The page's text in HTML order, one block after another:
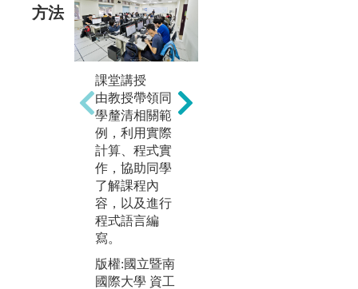
方法
課堂講授
由教授帶領同
學釐清相關範
例，利用實際
計算、程式實
作，協助同學
了解課程內
容，以及進行
程式語言編
寫。
版權:國立暨南
國際大學 資工